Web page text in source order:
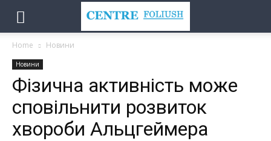
Home Новини
Новини
Фізична активність може
сповільнити розвиток
хвороби Альцгеймера